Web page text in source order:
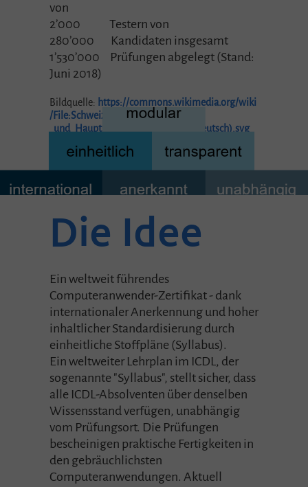
Die Idee
Ein weltweit führendes
Computeranwender-Zertifikat - dank
internationaler Anerkennung und hoher
inhaltlicher Standardisierung durch
einheitliche Stoffpläne (Syllabus).
Ein weltweiter Lehrplan im ICDL, der
sogenannte "Syllabus", stellt sicher, dass
alle ICDL-Absolventen über denselben
Wissensstand verfügen, unabhängig
vom Prüfungsort. Die Prüfungen
bescheinigen praktische Fertigkeiten in
den gebräuchlichsten
Computeranwendungen. Aktuell
von
2’000 Testern von
280’000 Kandidaten insgesamt
1’530’000 Prüfungen abgelegt (Stand:
Juni 2018)
Bildquelle: https://commons.wikimedia.org/wiki
/File:Schweizer_Karte_mit_Kantons-
_und_Hauptstadtbezeichnungen_(deutsch).svg